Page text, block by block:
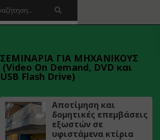
ΣΕΜΙΝΑΡΙΑ ΓΙΑ ΜΗΧΑΝΙΚΟΥΣ
(Video On Demand, DVD και
USB Flash Drive)
Αποτίμηση και
δομητικές επεμβάσεις
εξωστών σε
υφιστάμενα κτίρια